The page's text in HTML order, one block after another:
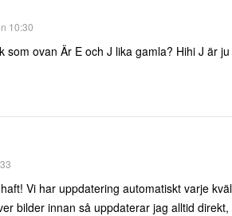
10:30
som ovan Är E och J lika gamla? Hihi J är
Vi har uppdatering automatiskt varje
bilder innan så uppdaterar jag alltid